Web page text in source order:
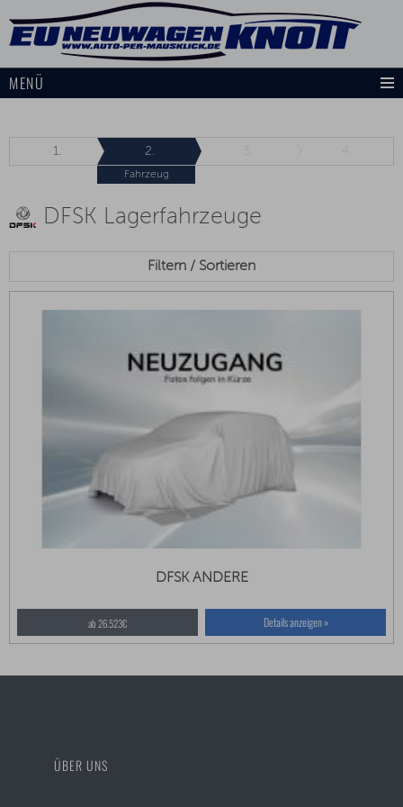
MENÜ
1. 2.
Fahrzeug
DFSK Lagerfahrzeuge
Filtern / Sortieren
DFSK ANDERE
ab 26.523€ Details anzeigen »
ÜBER UNS